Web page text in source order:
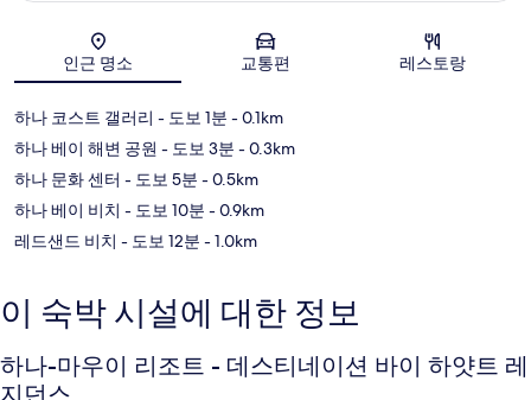
지도
인근 명소 교통편 레스토랑
하나 코스트 갤러리 - 도보 1분 - 0.1km
하나 베이 해변 공원 - 도보 3분 - 0.3km
하나 문화 센터 - 도보 5분 - 0.5km
하나 베이 비치 - 도보 10분 - 0.9km
레드샌드 비치 - 도보 12분 - 1.0km
이 숙박 시설에 대한 정보
하나-마우이 리조트 - 데스티네이션 바이 하얏트 레